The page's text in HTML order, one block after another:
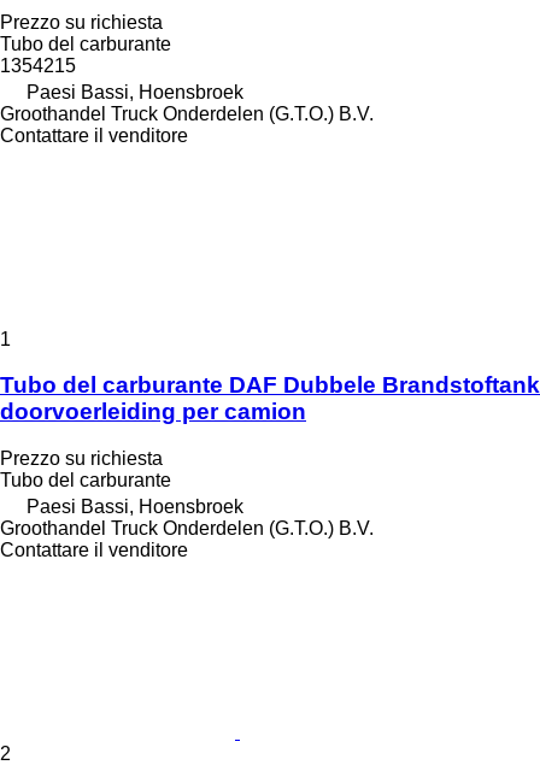
Prezzo su richiesta
Tubo del carburante
1354215
Paesi Bassi, Hoensbroek
Groothandel Truck Onderdelen (G.T.O.) B.V.
Contattare il venditore
1
Tubo del carburante DAF Dubbele Brandstoftank
doorvoerleiding per camion
Prezzo su richiesta
Tubo del carburante
Paesi Bassi, Hoensbroek
Groothandel Truck Onderdelen (G.T.O.) B.V.
Contattare il venditore
2